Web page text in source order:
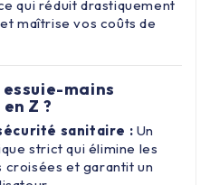
qui réduit drastiquement
maîtrise vos coûts de
mains
Z ?
sanitaire : Un
strict qui élimine les
croisées et garantit un